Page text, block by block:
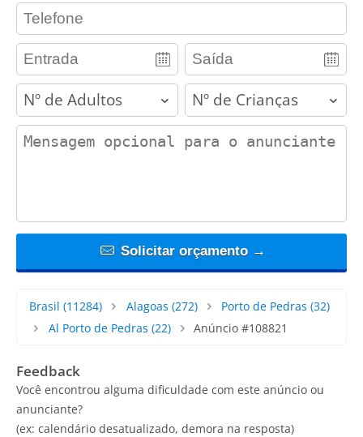
contact_phone
adults children
contact_message
Solicitar orçamento →
Brasil (11284) Alagoas (272) Porto de Pedras (32)
Al Porto de Pedras (22) Anúncio #108821
Feedback
Você encontrou alguma dificuldade com este anúncio ou
anunciante?
(ex: calendário desatualizado, demora na resposta)